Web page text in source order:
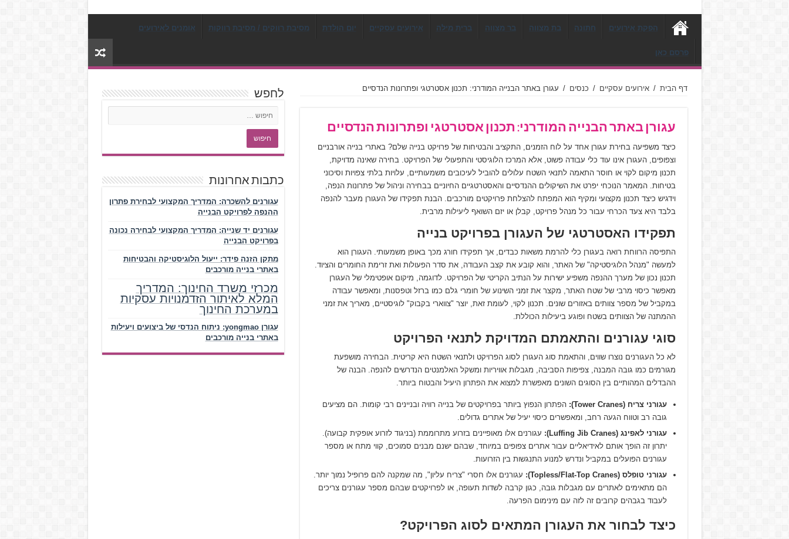
הפקת אירועים חתונה בת מצווה בר מצווה ברית מילה אירועים עסקיים יום הולדת מסיבת רווקים / מסיבת רווקות אומנים לאירועים
פרסם כאן
דף הבית / אירועים עסקיים / כנסים / עגורן באתר הבנייה המודרני: תכנון אסטרטגי ופתרונות הנדסיים
עגורן באתר הבנייה המודרני: תכנון אסטרטגי ופתרונות הנדסיים
כיצד משפיעה בחירת עגורן אחד על לוח הזמנים, התקציב והבטיחות של פרויקט בנייה שלם? באתרי בנייה אורבניים
וצפופים, העגורן אינו עוד כלי עבודה פשוט, אלא המרכז הלוגיסטי והתפעולי של הפרויקט. בחירה שאינה מדויקת,
תכנון מיקום לקוי או חוסר התאמה לתנאי השטח עלולים להוביל לעיכובים משמעותיים, עלויות בלתי צפויות וסיכוני
בטיחות. המאמר הנוכחי יפרט את השיקולים ההנדסיים והאסטרטגיים החיוניים בבחירה וניהול של פתרונות הנפה,
וידגיש כיצד תכנון מקצועי ומקיף הוא המפתח להצלחת פרויקטים מורכבים. הבנת תפקידו של העגורן מעבר להנפה
בלבד היא צעד הכרחי עבור כל מנהל פרויקט, קבלן או יזם השואף ליעילות מרבית.
תפקידו האסטרטגי של העגורן בפרויקט בנייה
התפיסה הרווחת רואה בעגורן כלי להרמת משאות כבדים, אך תפקידו חורג מכך באופן משמעותי. העגורן הוא
למעשה "מנהל הלוגיסטיקה" של האתר, והוא קובע את קצב העבודה, את סדר הפעולות ואת זרימת החומרים והציוד.
תכנון נכון של מערך ההנפה משפיע ישירות על הנתיב הקריטי של הפרויקט. לדוגמה, מיקום אופטימלי של העגורן
מאפשר כיסוי מרבי של שטח האתר, מקצר את זמני השינוע של חומרי גלם כמו ברזל וטפסנות, ומאפשר עבודה
במקביל של מספר צוותים באזורים שונים. תכנון לקוי, לעומת זאת, יוצר "צווארי בקבוק" לוגיסטיים, מאריך את זמני
ההמתנה של הצוותים בשטח ופוגע ביעילות הכוללת.
סוגי עגורנים והתאמתם המדויקת לתנאי הפרויקט
לא כל העגורנים נוצרו שווים, והתאמת סוג העגורן לסוג הפרויקט ולתנאי השטח היא קריטית. הבחירה מושפעת
מגורמים כמו גובה המבנה, צפיפות הסביבה, מגבלות אוויריות ומשקל האלמנטים הנדרשים להנפה. הבנה של
ההבדלים המהותיים בין הסוגים השונים מאפשרת למצוא את הפתרון היעיל והבטוח ביותר.
עגורני צריח (Tower Cranes):
הפתרון הנפוץ ביותר בפרויקטים של בנייה רוויה ובניינים רבי קומות. הם מציעים
גובה רב וטווח הגעה רחב, ומאפשרים כיסוי יעיל של אתרים גדולים.
עגורני לאפינג (Luffing Jib Cranes):
עגורנים אלו מאופיינים בזרוע מתרוממת (בניגוד לזרוע אופקית קבועה).
יתרון זה הופך אותם לאידיאליים עבור אתרים צפופים במיוחד, שבהם ישנם מבנים סמוכים, קווי מתח או מספר
עגורנים הפועלים במקביל ונדרש למנוע התנגשות בין הזרועות.
עגורני טופלס (Topless/Flat-Top Cranes):
עגורנים אלו חסרי "צריח עליון", מה שמקנה להם פרופיל נמוך יותר.
הם מתאימים לאתרים עם מגבלות גובה, כגון קרבה לשדות תעופה, או לפרויקטים שבהם מספר עגורנים צריכים
לעבוד בגבהים קרובים זה לזה עם מינימום הפרעה.
כיצד לבחור את העגורן המתאים לסוג הפרויקט?
לחפש
כתבות אחרונות
עגורנים להשכרה: המדריך המקצועי לבחירת פתרון
ההנפה לפרויקט הבנייה
עגורנים יד שנייה: המדריך המקצועי לבחירה נכונה
בפרויקט הבנייה
מתקן הזנה פידר: ייעול הלוגיסטיקה והבטיחות
באתרי בנייה מורכבים
מכרזי משרד החינוך: המדריך
המלא לאיתור הזדמנויות עסקיות
במערכת החינוך
עגורן yongmao: ניתוח הנדסי של ביצועים ויעילות
באתרי בנייה מורכבים